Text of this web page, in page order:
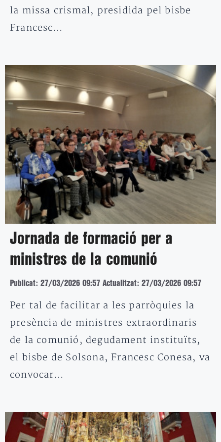
la missa crismal, presidida pel bisbe
Francesc…
Jornada de formació per a
ministres de la comunió
Publicat: 27/03/2026 09:57 Actualitzat: 27/03/2026 09:57
Per tal de facilitar a les parròquies la
presència de ministres extraordinaris
de la comunió, degudament instituïts,
el bisbe de Solsona, Francesc Conesa, va
convocar…